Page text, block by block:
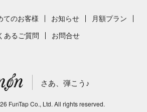
てのお客様 お知らせ 月額プラン
あるご質問 お問合せ
さあ、弾こう♪
FunTap Co., Ltd. All rights reserved.